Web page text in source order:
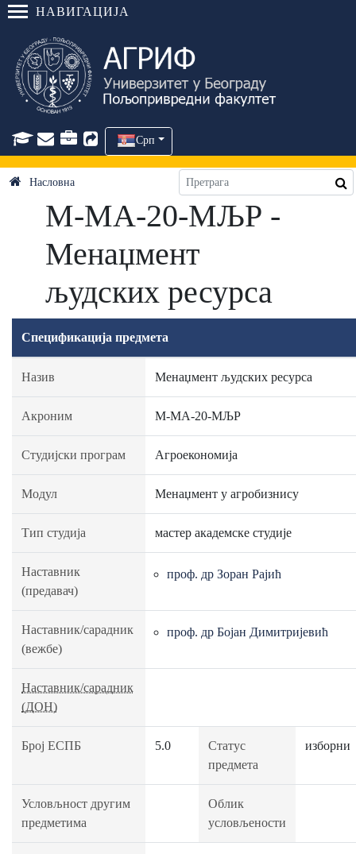
НАВИГАЦИЈА
Срп
Насловна
М-МА-20-МЉР -
Менаџмент
људских ресурса
Спецификација предмета
Назив Менаџмент људских ресурса
Акроним М-МА-20-МЉР
Студијски програм Агроекономија
Модул Менаџмент у агробизнису
Тип студија мастер академске студије
Наставник
(предавач)
проф. др Зоран Рајић
Наставник/сарадник
(вежбе)
проф. др Бојан Димитријевић
Наставник/сарадник
(ДОН)
Број ЕСПБ 5.0
Статус
предмета
изборни
Условљност другим
предметима
Облик
условљености